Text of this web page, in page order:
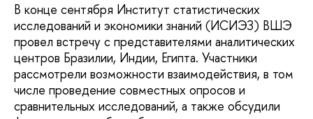
В конце сентября Институт статистических
исследований и экономики знаний (ИСИЭЗ) ВШЭ
провел встречу с представителями аналитических
центров Бразилии, Индии, Египта. Участники
рассмотрели возможности взаимодействия, в том
числе проведение совместных опросов и
сравнительных исследований, а также обсудили